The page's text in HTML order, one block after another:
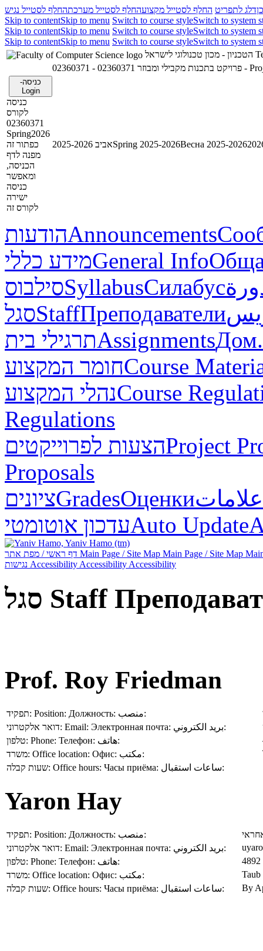
דלג לתפריט החלף לסטייל מקצועהחלף לסטייל מערכתהחלף לסטייל נגיש
Skip to contentSkip to menu Switch to course styleSwitch to system
Skip to contentSkip to menu Switch to course styleSwitch to system
Skip to contentSkip to menu Switch to course styleSwitch to system
02360371 - פרויקט בתכנות מקבילי ומבוזר
כניסה-
Login
כניסה
לקורס
02360371
Spring2026
כפתור זה
מפנה לדף
הכניסה,
ומאפשר
כניסה
ישירה
לקורס זה
אביב 2025-2026Spring 2025-2026Весна 2025-2026
הודעותAnnouncements
מידע כלליGeneral Info
סילבוסSyllabusСилабус
סגלStaffПреподаватели
תרגילי ביתAssignmentsДом.
חומר המקצועCourse
נהלי המקצועCourse
Regulations
הצעות לפרוייקטיםProject
Proposals
ציוניםGradesОценкиعلامات
עדכון אוטומטיAuto Update
Main Page / Site Map Main Page / Site Map
Accessibility Accessibility Accessibility
סגל Staff
Prof. Roy Friedman
תפקיד: Position: Должность: منصب:
דואר אלקטרוני: Email: Электронная почта: بريد الكتروني:
טלפון: Phone: Телефон: هاتف:
משרד: Office location: Офис: مكتب:
שעות קבלה: Office hours: Часы приёма: ساعات استقبال:
Yaron Hay
תפקיד: Position: Должность: منصب:
דואר אלקטרוני: Email: Электронная почта: بريد الكتروني:
טלפון: Phone: Телефон: هاتف:
4892
משרד: Office location: Офис: مكتب:
Taub
שעות קבלה: Office hours: Часы приёма: ساعات استقبال: By